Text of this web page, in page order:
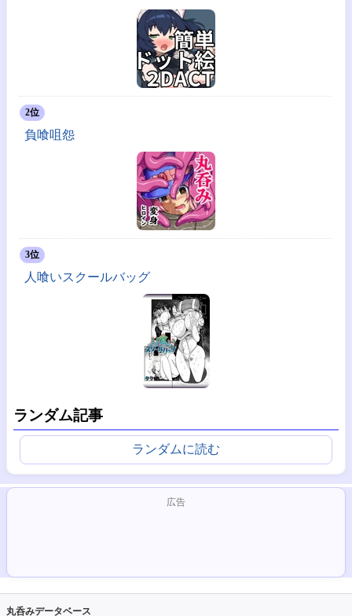
2位
負喰咀怨
3位
人喰いスクールバッグ
ランダム記事
ランダムに読む
広告
丸呑みデータベース